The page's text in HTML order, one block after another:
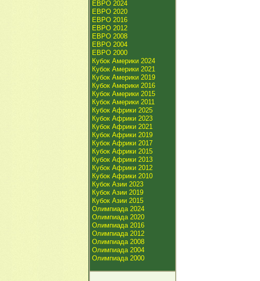
ЕВРО 2024
ЕВРО 2020
ЕВРО 2016
ЕВРО 2012
ЕВРО 2008
ЕВРО 2004
ЕВРО 2000
Кубок Америки 2024
Кубок Америки 2021
Кубок Америки 2019
Кубок Америки 2016
Кубок Америки 2015
Кубок Америки 2011
Кубок Африки 2025
Кубок Африки 2023
Кубок Африки 2021
Кубок Африки 2019
Кубок Африки 2017
Кубок Африки 2015
Кубок Африки 2013
Кубок Африки 2012
Кубок Африки 2010
Кубок Азии 2023
Кубок Азии 2019
Кубок Азии 2015
Олимпиада 2024
Олимпиада 2020
Олимпиада 2016
Олимпиада 2012
Олимпиада 2008
Олимпиада 2004
Олимпиада 2000